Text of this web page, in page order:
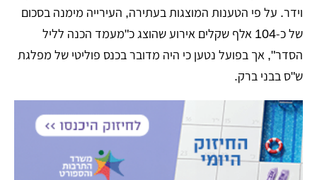
וידר. על פי הטענות המוצגות בעתירה, העירייה מימנה בסכום
של כ-104 אלף שקלים אירוע שהוצג כ"מעמד הכנה לליל
הסדר", אך בפועל נטען כי היה מדובר בכנס פוליטי של מפלגת
ש"ס בבני ברק.